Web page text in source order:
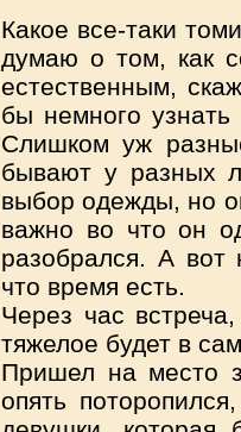
Какое все-таки
думаю о том, как
естественным,
бы немного узнать
Слишком уж
бывают у разных
выбор одежды, но
важно во что он
разобрался. А вот
что время есть.
Через час
тяжелое будет в
Пришел на место
опять